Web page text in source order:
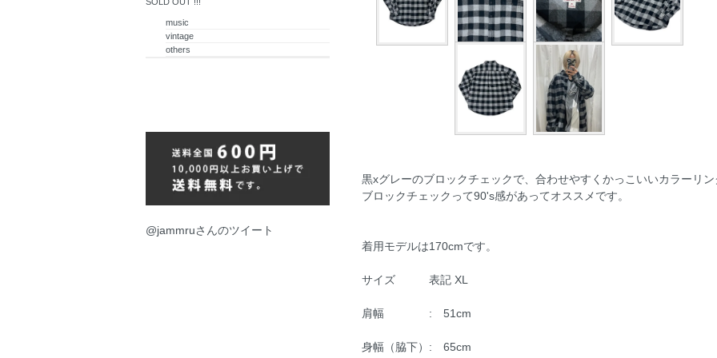
黒xグレーのブロックチェックで、合わせやすくかっこいいカラーリン
ブロックチェックって90's感があってオススメです。
着用モデルは170cmです。
サイズ 表記 XL
肩幅 : 51cm
身幅（脇下）: 65cm
SOLD OUT !!!
music
vintage
others
@jammruさんのツイート